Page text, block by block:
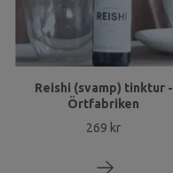
Reishi (svamp) tinktur -
Örtfabriken
269 kr